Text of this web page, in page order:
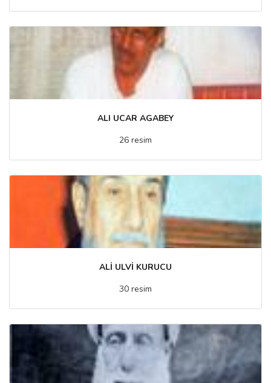
ALI UCAR AGABEY
26 resim
ALİ ULVİ KURUCU
30 resim